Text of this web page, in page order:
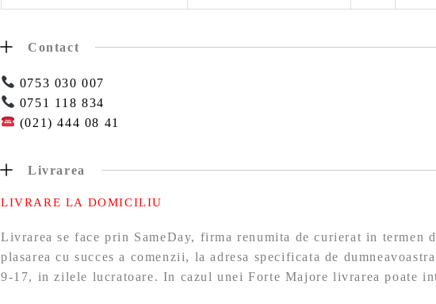
Contact
0753 030 007
0751 118 834
(021) 444 08 41
Livrarea
LIVRARE LA DOMICILIU
Livrarea se face prin SameDay, firma renumita de curierat in termen
plasarea cu succes a comenzii, la adresa specificata de
9-17, in zilele lucratoare. In cazul unei Forte Majore livrarea poate